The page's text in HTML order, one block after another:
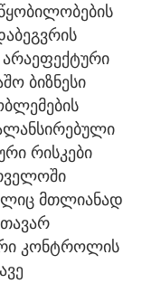
არაეფექტური
ბიზნესი
რისკები
მთლიანად
კონტროლის